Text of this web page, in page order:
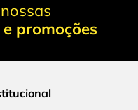
promoções